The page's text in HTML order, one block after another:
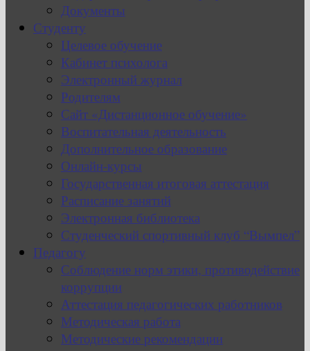
Документы
Студенту
Целевое обучение
Кабинет психолога
Электронный журнал
Родителям
Сайт «Дистанционное обучение»
Воспитательная деятельность
Дополнительное образование
Онлайн-курсы
Государственная итоговая аттестация
Расписание занятий
Электронная библиотека
Студенческий спортивный клуб “Вымпел”
Педагогу
Соблюдение норм этики, противодействие
коррупции
Аттестация педагогических работников
Методическая работа
Методические рекомендации